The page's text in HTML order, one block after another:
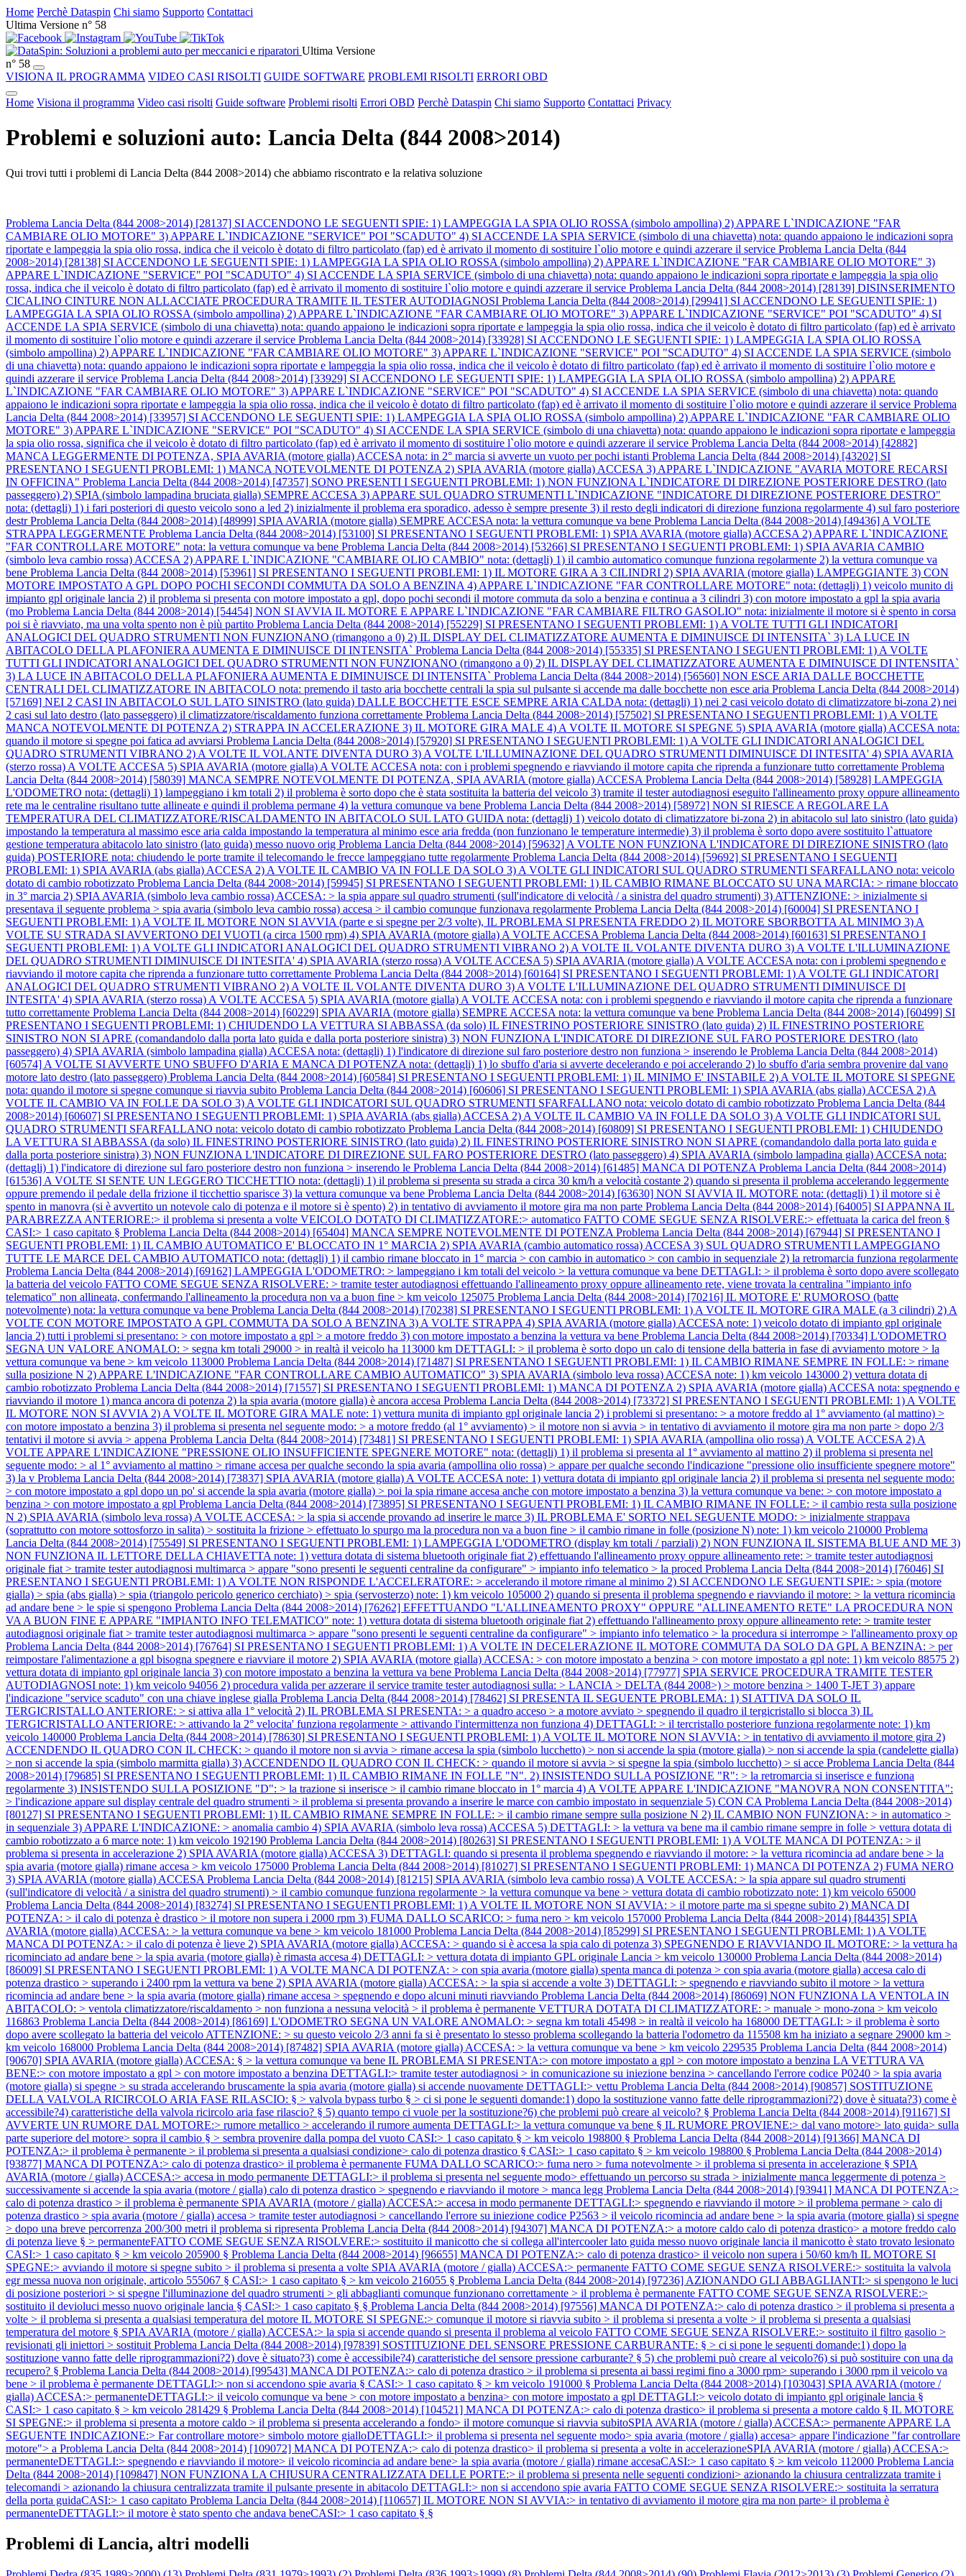
Home Perchè Dataspin Chi siamo Supporto Contattaci
Ultima Versione n° 58
Ultima Versione
n° 58
VISIONA IL PROGRAMMA VIDEO CASI RISOLTI GUIDE SOFTWARE PROBLEMI RISOLTI ERRORI OBD
Home Visiona il programma Video casi risolti Guide software Problemi risolti Errori OBD Perchè Dataspin Chi siamo Supporto Contattaci Privacy
Problemi e soluzioni auto: Lancia Delta (844 2008>2014)
Qui trovi tutti i problemi di Lancia Delta (844 2008>2014) che abbiamo riscontrato e la relativa soluzione
Problema Lancia Delta (844 2008>2014) [28137] SI ACCENDONO LE SEGUENTI SPIE: 1) LAMPEGGIA LA SPIA OLIO ROSSA (simbolo ampollina) 2) APPARE L`INDICAZIONE "FAR
CAMBIARE OLIO MOTORE" 3) APPARE L`INDICAZIONE "SERVICE" POI "SCADUTO" 4) SI ACCENDE LA SPIA SERVICE (simbolo di una chiavetta) nota: quando appaiono le indicazioni sopra
riportate e lampeggia la spia olio rossa, indica che il veicolo è dotato di filtro particolato (fap) ed è arrivato il momento di sostituire l`olio motore e quindi azzerare il service Problema Lancia Delta (844
2008>2014) [28138] SI ACCENDONO LE SEGUENTI SPIE: 1) LAMPEGGIA LA SPIA OLIO ROSSA (simbolo ampollina) 2) APPARE L`INDICAZIONE "FAR CAMBIARE OLIO MOTORE" 3)
APPARE L`INDICAZIONE "SERVICE" POI "SCADUTO" 4) SI ACCENDE LA SPIA SERVICE (simbolo di una chiavetta) nota: quando appaiono le indicazioni sopra riportate e lampeggia la spia olio
rossa, indica che il veicolo è dotato di filtro particolato (fap) ed è arrivato il momento di sostituire l`olio motore e quindi azzerare il service Problema Lancia Delta (844 2008>2014) [28139] DISINSERIMENTO
CICALINO CINTURE NON ALLACCIATE PROCEDURA TRAMITE IL TESTER AUTODIAGNOSI Problema Lancia Delta (844 2008>2014) [29941] SI ACCENDONO LE SEGUENTI SPIE: 1)
LAMPEGGIA LA SPIA OLIO ROSSA (simbolo ampollina) 2) APPARE L`INDICAZIONE "FAR CAMBIARE OLIO MOTORE" 3) APPARE L`INDICAZIONE "SERVICE" POI "SCADUTO" 4) SI
ACCENDE LA SPIA SERVICE (simbolo di una chiavetta) nota: quando appaiono le indicazioni sopra riportate e lampeggia la spia olio rossa, indica che il veicolo è dotato di filtro particolato (fap) ed è arrivato
il momento di sostituire l`olio motore e quindi azzerare il service Problema Lancia Delta (844 2008>2014) [33928] SI ACCENDONO LE SEGUENTI SPIE: 1) LAMPEGGIA LA SPIA OLIO ROSSA
(simbolo ampollina) 2) APPARE L`INDICAZIONE "FAR CAMBIARE OLIO MOTORE" 3) APPARE L`INDICAZIONE "SERVICE" POI "SCADUTO" 4) SI ACCENDE LA SPIA SERVICE (simbolo
di una chiavetta) nota: quando appaiono le indicazioni sopra riportate e lampeggia la spia olio rossa, indica che il veicolo è dotato di filtro particolato (fap) ed è arrivato il momento di sostituire l`olio motore e
quindi azzerare il service Problema Lancia Delta (844 2008>2014) [33929] SI ACCENDONO LE SEGUENTI SPIE: 1) LAMPEGGIA LA SPIA OLIO ROSSA (simbolo ampollina) 2) APPARE
L`INDICAZIONE "FAR CAMBIARE OLIO MOTORE" 3) APPARE L`INDICAZIONE "SERVICE" POI "SCADUTO" 4) SI ACCENDE LA SPIA SERVICE (simbolo di una chiavetta) nota: quando
appaiono le indicazioni sopra riportate e lampeggia la spia olio rossa, indica che il veicolo è dotato di filtro particolato (fap) ed è arrivato il momento di sostituire l`olio motore e quindi azzerare il service Problema
Lancia Delta (844 2008>2014) [33957] SI ACCENDONO LE SEGUENTI SPIE: 1) LAMPEGGIA LA SPIA OLIO ROSSA (simbolo ampollina) 2) APPARE L`INDICAZIONE "FAR CAMBIARE OLIO
MOTORE" 3) APPARE L`INDICAZIONE "SERVICE" POI "SCADUTO" 4) SI ACCENDE LA SPIA SERVICE (simbolo di una chiavetta) nota: quando appaiono le indicazioni sopra riportate e lampeggia
la spia olio rossa, significa che il veicolo è dotato di filtro particolato (fap) ed è arrivato il momento di sostituire l`olio motore e quindi azzerare il service Problema Lancia Delta (844 2008>2014) [42882]
MANCA LEGGERMENTE DI POTENZA, SPIA AVARIA (motore gialla) ACCESA nota: in 2° marcia si avverte un vuoto per pochi istanti Problema Lancia Delta (844 2008>2014) [43202] SI
PRESENTANO I SEGUENTI PROBLEMI: 1) MANCA NOTEVOLMENTE DI POTENZA 2) SPIA AVARIA (motore gialla) ACCESA 3) APPARE L`INDICAZIONE "AVARIA MOTORE RECARSI
IN OFFICINA" Problema Lancia Delta (844 2008>2014) [47357] SONO PRESENTI I SEGUENTI PROBLEMI: 1) NON FUNZIONA L`INDICATORE DI DIREZIONE POSTERIORE DESTRO (lato
passeggero) 2) SPIA (simbolo lampadina bruciata gialla) SEMPRE ACCESA 3) APPARE SUL QUADRO STRUMENTI L`INDICAZIONE "INDICATORE DI DIREZIONE POSTERIORE DESTRO"
nota: (dettagli) 1) i fari posteriori di questo veicolo sono a led 2) inizialmente il problema era sporadico, adesso è sempre presente 3) il resto degli indicatori di direzione funziona regolarmente 4) sul faro posteriore
destrProblema Lancia Delta (844 2008>2014) [48999] SPIA AVARIA (motore gialla) SEMPRE ACCESA nota: la vettura comunque va bene Problema Lancia Delta (844 2008>2014) [49436] A VOLTE
STRAPPA LEGGERMENTE Problema Lancia Delta (844 2008>2014) [53100] SI PRESENTANO I SEGUENTI PROBLEMI: 1) SPIA AVARIA (motore gialla) ACCESA 2) APPARE L`INDICAZIONE
"FAR CONTROLLARE MOTORE" nota: la vettura comunque va bene Problema Lancia Delta (844 2008>2014) [53266] SI PRESENTANO I SEGUENTI PROBLEMI: 1) SPIA AVARIA CAMBIO
(simbolo leva cambio rossa) ACCESA 2) APPARE L`INDICAZIONE "CAMBIARE OLIO CAMBIO" nota: (dettagli) 1) il cambio automatico comunque funziona regolarmente 2) la vettura comunque va
bene Problema Lancia Delta (844 2008>2014) [53961] SI PRESENTANO I SEGUENTI PROBLEMI: 1) IL MOTORE GIRA A 3 CILINDRI 2) SPIA AVARIA (motore gialla) LAMPEGGIANTE 3) CON
MOTORE IMPOSTATO A GPL DOPO POCHI SECONDI COMMUTA DA SOLO A BENZINA 4) APPARE L`INDICAZIONE "FAR CONTROLLARE MOTORE" nota: (dettagli) 1) veicolo munito di
impianto gpl originale lancia 2) il problema si presenta con motore impostato a gpl, dopo pochi secondi il motore commuta da solo a benzina e continua a 3 cilindri 3) con motore impostato a gpl la spia avaria
(mo Problema Lancia Delta (844 2008>2014) [54454] NON SI AVVIA IL MOTORE E APPARE L`INDICAZIONE "FAR CAMBIARE FILTRO GASOLIO" nota: inizialmente il motore si è spento in corsa
poi si è riavviato, ma una volta spento non è più partito Problema Lancia Delta (844 2008>2014) [55229] SI PRESENTANO I SEGUENTI PROBLEMI: 1) A VOLTE TUTTI GLI INDICATORI
ANALOGICI DEL QUADRO STRUMENTI NON FUNZIONANO (rimangono a 0) 2) IL DISPLAY DEL CLIMATIZZATORE AUMENTA E DIMINUISCE DI INTENSITA` 3) LA LUCE IN
ABITACOLO DELLA PLAFONIERA AUMENTA E DIMINUISCE DI INTENSITA` Problema Lancia Delta (844 2008>2014) [55335] SI PRESENTANO I SEGUENTI PROBLEMI: 1) A VOLTE
TUTTI GLI INDICATORI ANALOGICI DEL QUADRO STRUMENTI NON FUNZIONANO (rimangono a 0) 2) IL DISPLAY DEL CLIMATIZZATORE AUMENTA E DIMINUISCE DI INTENSITA`
3) LA LUCE IN ABITACOLO DELLA PLAFONIERA AUMENTA E DIMINUISCE DI INTENSITA` Problema Lancia Delta (844 2008>2014) [56560] NON ESCE ARIA DALLE BOCCHETTE
CENTRALI DEL CLIMATIZZATORE IN ABITACOLO nota: premendo il tasto aria bocchette centrali la spia sul pulsante si accende ma dalle bocchette non esce aria Problema Lancia Delta (844 2008>2014)
[57169] NEI 2 CASI IN ABITACOLO SUL LATO SINISTRO (lato guida) DALLE BOCCHETTE ESCE SEMPRE ARIA CALDA nota: (dettagli) 1) nei 2 casi veicolo dotato di climatizzatore bi-zona 2) nei
2 casi sul lato destro (lato passeggero) il climatizzatore/riscaldamento funziona correttamente Problema Lancia Delta (844 2008>2014) [57502] SI PRESENTANO I SEGUENTI PROBLEMI: 1) A VOLTE
MANCA NOTEVOLMENTE DI POTENZA 2) STRAPPA IN ACCELERAZIONE 3) IL MOTORE GIRA MALE 4) A VOLTE IL MOTORE SI SPEGNE 5) SPIA AVARIA (motore gialla) ACCESA nota:
quando il motore si spegne poi fatica ad avviarsi Problema Lancia Delta (844 2008>2014) [57920] SI PRESENTANO I SEGUENTI PROBLEMI: 1) A VOLTE GLI INDICATORI ANALOGICI DEL
QUADRO STRUMENTI VIBRANO 2) A VOLTE IL VOLANTE DIVENTA DURO 3) A VOLTE L'ILLUMINAZIONE DEL QUADRO STRUMENTI DIMINUISCE DI INTESITA' 4) SPIA AVARIA
(sterzo rossa) A VOLTE ACCESA 5) SPIA AVARIA (motore gialla) A VOLTE ACCESA nota: con i problemi spegnendo e riavviando il motore capita che riprenda a funzionare tutto correttamente Problema
Lancia Delta (844 2008>2014) [58039] MANCA SEMPRE NOTEVOLMENTE DI POTENZA, SPIA AVARIA (motore gialla) ACCESA Problema Lancia Delta (844 2008>2014) [58928] LAMPEGGIA
L'ODOMETRO nota: (dettagli) 1) lampeggiano i km totali 2) il problema è sorto dopo che è stata sostituita la batteria del veicolo 3) tramite il tester autodiagnosi eseguito l'allineamento proxy oppure allineamento
rete ma le centraline risultano tutte allineate e quindi il problema permane 4) la vettura comunque va bene Problema Lancia Delta (844 2008>2014) [58972] NON SI RIESCE A REGOLARE LA
TEMPERATURA DEL CLIMATIZZATORE/RISCALDAMENTO IN ABITACOLO SUL LATO GUIDA nota: (dettagli) 1) veicolo dotato di climatizzatore bi-zona 2) in abitacolo sul lato sinistro (lato guida)
impostando la temperatura al massimo esce aria calda impostando la temperatura al minimo esce aria fredda (non funzionano le temperature intermedie) 3) il problema è sorto dopo avere sostituito l`attuatore
gestione temperatura abitacolo lato sinistro (lato guida) messo nuovo orig Problema Lancia Delta (844 2008>2014) [59632] A VOLTE NON FUNZIONA L'INDICATORE DI DIREZIONE SINISTRO (lato
guida) POSTERIORE nota: chiudendo le porte tramite il telecomando le frecce lampeggiano tutte regolarmente Problema Lancia Delta (844 2008>2014) [59692] SI PRESENTANO I SEGUENTI
PROBLEMI: 1) SPIA AVARIA (abs gialla) ACCESA 2) A VOLTE IL CAMBIO VA IN FOLLE DA SOLO 3) A VOLTE GLI INDICATORI SUL QUADRO STRUMENTI SFARFALLANO nota: veicolo
dotato di cambio robotizzato Problema Lancia Delta (844 2008>2014) [59945] SI PRESENTANO I SEGUENTI PROBLEMI: 1) IL CAMBIO RIMANE BLOCCATO SU UNA MARCIA: > rimane bloccato
in 3° marcia 2) SPIA AVARIA (simbolo leva cambio rossa) ACCESA: > la spia appare sul quadro strumenti (sull'indicatore di velocità / a sinistra del quadro strumenti) 3) ATTENZIONE: > inizialmente si
presentava il seguente problema > spia avaria (simbolo leva cambio rossa) accesa > il cambio comunque funzionava regolarmente Problema Lancia Delta (844 2008>2014) [60004] SI PRESENTANO I
SEGUENTI PROBLEMI: 1) A VOLTE IL MOTORE NON SI AVVIA (parte e si spegne per 2/3 volte), IL PROBLEMA SI PRESENTA FREDDO 2) IL MOTORE SBORBOTTA AL MINIMO 3) A
VOLTE SU STRADA SI AVVERTONO DEI VUOTI (a circa 1500 rpm) 4) SPIA AVARIA (motore gialla) A VOLTE ACCESA Problema Lancia Delta (844 2008>2014) [60163] SI PRESENTANO I
SEGUENTI PROBLEMI: 1) A VOLTE GLI INDICATORI ANALOGICI DEL QUADRO STRUMENTI VIBRANO 2) A VOLTE IL VOLANTE DIVENTA DURO 3) A VOLTE L'ILLUMINAZIONE
DEL QUADRO STRUMENTI DIMINUISCE DI INTESITA' 4) SPIA AVARIA (sterzo rossa) A VOLTE ACCESA 5) SPIA AVARIA (motore gialla) A VOLTE ACCESA nota: con i problemi spegnendo e
riavviando il motore capita che riprenda a funzionare tutto correttamente Problema Lancia Delta (844 2008>2014) [60164] SI PRESENTANO I SEGUENTI PROBLEMI: 1) A VOLTE GLI INDICATORI
ANALOGICI DEL QUADRO STRUMENTI VIBRANO 2) A VOLTE IL VOLANTE DIVENTA DURO 3) A VOLTE L'ILLUMINAZIONE DEL QUADRO STRUMENTI DIMINUISCE DI
INTESITA' 4) SPIA AVARIA (sterzo rossa) A VOLTE ACCESA 5) SPIA AVARIA (motore gialla) A VOLTE ACCESA nota: con i problemi spegnendo e riavviando il motore capita che riprenda a funzionare
tutto correttamente Problema Lancia Delta (844 2008>2014) [60229] SPIA AVARIA (motore gialla) SEMPRE ACCESA nota: la vettura comunque va bene Problema Lancia Delta (844 2008>2014) [60499] SI
PRESENTANO I SEGUENTI PROBLEMI: 1) CHIUDENDO LA VETTURA SI ABBASSA (da solo) IL FINESTRINO POSTERIORE SINISTRO (lato guida) 2) IL FINESTRINO POSTERIORE
SINISTRO NON SI APRE (comandandolo dalla porta lato guida e dalla porta posteriore sinistra) 3) NON FUNZIONA L'INDICATORE DI DIREZIONE SUL FARO POSTERIORE DESTRO (lato
passeggero) 4) SPIA AVARIA (simbolo lampadina gialla) ACCESA nota: (dettagli) 1) l'indicatore di direzione sul faro posteriore destro non funziona > inserendo le Problema Lancia Delta (844 2008>2014)
[60574] A VOLTE SI AVVERTE UNO SBUFFO D'ARIA E MANCA DI POTENZA nota: (dettagli) 1) lo sbuffo d'aria si avverte decelerando e poi accelerando 2) lo sbuffo d'aria sembra provenire dal vano
motore lato destro (lato passeggero) Problema Lancia Delta (844 2008>2014) [60584] SI PRESENTANO I SEGUENTI PROBLEMI: 1) IL MINIMO E' INSTABILE 2) A VOLTE IL MOTORE SI SPEGNE
nota: quando il motore si spegne comunque si riavvia subito Problema Lancia Delta (844 2008>2014) [60606] SI PRESENTANO I SEGUENTI PROBLEMI: 1) SPIA AVARIA (abs gialla) ACCESA 2) A
VOLTE IL CAMBIO VA IN FOLLE DA SOLO 3) A VOLTE GLI INDICATORI SUL QUADRO STRUMENTI SFARFALLANO nota: veicolo dotato di cambio robotizzato Problema Lancia Delta (844
2008>2014) [60607] SI PRESENTANO I SEGUENTI PROBLEMI: 1) SPIA AVARIA (abs gialla) ACCESA 2) A VOLTE IL CAMBIO VA IN FOLLE DA SOLO 3) A VOLTE GLI INDICATORI SUL
QUADRO STRUMENTI SFARFALLANO nota: veicolo dotato di cambio robotizzato Problema Lancia Delta (844 2008>2014) [60809] SI PRESENTANO I SEGUENTI PROBLEMI: 1) CHIUDENDO
LA VETTURA SI ABBASSA (da solo) IL FINESTRINO POSTERIORE SINISTRO (lato guida) 2) IL FINESTRINO POSTERIORE SINISTRO NON SI APRE (comandandolo dalla porta lato guida e
dalla porta posteriore sinistra) 3) NON FUNZIONA L'INDICATORE DI DIREZIONE SUL FARO POSTERIORE DESTRO (lato passeggero) 4) SPIA AVARIA (simbolo lampadina gialla) ACCESA nota:
(dettagli) 1) l'indicatore di direzione sul faro posteriore destro non funziona > inserendo le Problema Lancia Delta (844 2008>2014) [61485] MANCA DI POTENZA Problema Lancia Delta (844 2008>2014)
[61536] A VOLTE SI SENTE UN LEGGERO TICCHETTIO nota: (dettagli) 1) il problema si presenta su strada a circa 30 km/h a velocità costante 2) quando si presenta il problema accelerando leggermente
oppure premendo il pedale della frizione il ticchettio sparisce 3) la vettura comunque va bene Problema Lancia Delta (844 2008>2014) [63630] NON SI AVVIA IL MOTORE nota: (dettagli) 1) il motore si è
spento in manovra (si è avvertito un notevole calo di potenza e il motore si è spento) 2) in tentativo di avviamento il motore gira ma non parte Problema Lancia Delta (844 2008>2014) [64005] SI APPANNA IL
PARABREZZA ANTERIORE:> il problema si presenta a volte VEICOLO DOTATO DI CLIMATIZZATORE:> automatico FATTO COME SEGUE SENZA RISOLVERE:> effettuata la carica del freon §
CASI:> 1 caso capitato § Problema Lancia Delta (844 2008>2014) [65404] MANCA SEMPRE NOTEVOLMENTE DI POTENZA Problema Lancia Delta (844 2008>2014) [67944] SI PRESENTANO I
SEGUENTI PROBLEMI: 1) IL CAMBIO AUTOMATICO E' BLOCCATO IN 1° MARCIA 2) SPIA AVARIA (cambio automatico rossa) ACCESA 3) SUL QUADRO STRUMENTI LAMPEGGIANO
TUTTE LE MARCE DEL CAMBIO AUTOMATICO nota: (dettagli) 1) il cambio rimane bloccato in 1° marcia > con cambio in automatico > con cambio in sequenziale 2) la retromarcia funziona regolarmente
Problema Lancia Delta (844 2008>2014) [69162] LAMPEGGIA L'ODOMETRO: > lampeggiano i km totali del veicolo > la vettura comunque va bene DETTAGLI: > il problema è sorto dopo avere scollegato
la batteria del veicolo FATTO COME SEGUE SENZA RISOLVERE: > tramite tester autodiagnosi effettuando l'allineamento proxy oppure allineamento rete, viene trovata la centralina "impianto info
telematico" non allineata, confermando l'allineamento la procedura non va a buon fine > km veicolo 125075 Problema Lancia Delta (844 2008>2014) [70216] IL MOTORE E' RUMOROSO (batte
notevolmente) nota: la vettura comunque va bene Problema Lancia Delta (844 2008>2014) [70238] SI PRESENTANO I SEGUENTI PROBLEMI: 1) A VOLTE IL MOTORE GIRA MALE (a 3 cilindri) 2) A
VOLTE CON MOTORE IMPOSTATO A GPL COMMUTA DA SOLO A BENZINA 3) A VOLTE STRAPPA 4) SPIA AVARIA (motore gialla) ACCESA note: 1) veicolo dotato di impianto gpl originale
lancia 2) tutti i problemi si presentano: > con motore impostato a gpl > a motore freddo 3) con motore impostato a benzina la vettura va bene Problema Lancia Delta (844 2008>2014) [70334] L'ODOMETRO
SEGNA UN VALORE ANOMALO: > segna km totali 29000 > in realtà il veicolo ha 113000 km DETTAGLI: > il problema è sorto dopo un calo di tensione della batteria in fase di avviamento motore > la
vettura comunque va bene > km veicolo 113000 Problema Lancia Delta (844 2008>2014) [71487] SI PRESENTANO I SEGUENTI PROBLEMI: 1) IL CAMBIO RIMANE SEMPRE IN FOLLE: > rimane
sulla posizione N 2) APPARE L'INDICAZIONE "FAR CONTROLLARE CAMBIO AUTOMATICO" 3) SPIA AVARIA (simbolo leva rossa) ACCESA note: 1) km veicolo 143000 2) vettura dotata di
cambio robotizzato Problema Lancia Delta (844 2008>2014) [71557] SI PRESENTANO I SEGUENTI PROBLEMI: 1) MANCA DI POTENZA 2) SPIA AVARIA (motore gialla) ACCESA nota: spegnendo e
riavviando il motore 1) manca ancora di potenza 2) la spia avaria (motore gialla) è ancora accesa Problema Lancia Delta (844 2008>2014) [73372] SI PRESENTANO I SEGUENTI PROBLEMI: 1) A VOLTE
IL MOTORE NON SI AVVIA 2) A VOLTE IL MOTORE GIRA MALE note: 1) vettura munita di impianto gpl originale lancia 2) i problemi si presentano: > a motore freddo al 1° avviamento (al mattino) >
con motore impostato a benzina 3) il problema si presenta nel seguente modo: > a motore freddo (al 1° avviamento) > il motore non si avvia > in tentativo di avviamento il motore gira ma non parte > dopo 2/3
tentativi il motore si avvia > appena Problema Lancia Delta (844 2008>2014) [73481] SI PRESENTANO I SEGUENTI PROBLEMI: 1) SPIA AVARIA (ampollina olio rossa) A VOLTE ACCESA 2) A
VOLTE APPARE L'INDICAZIONE "PRESSIONE OLIO INSUFFICIENTE SPEGNERE MOTORE" nota: (dettagli) 1) il problema si presenta al 1° avviamento al mattino 2) il problema si presenta nel
seguente modo: > al 1° avviamento al mattino > rimane accesa per qualche secondo la spia avaria (ampollina olio rossa) > appare per qualche secondo l'indicazione "pressione olio insufficiente spegnere motore"
3) la v Problema Lancia Delta (844 2008>2014) [73837] SPIA AVARIA (motore gialla) A VOLTE ACCESA note: 1) vettura dotata di impianto gpl originale lancia 2) il problema si presenta nel seguente modo:
> con motore impostato a gpl dopo un po' si accende la spia avaria (motore gialla) > poi la spia rimane accesa anche con motore impostato a benzina 3) la vettura comunque va bene: > con motore impostato a
benzina > con motore impostato a gpl Problema Lancia Delta (844 2008>2014) [73895] SI PRESENTANO I SEGUENTI PROBLEMI: 1) IL CAMBIO RIMANE IN FOLLE: > il cambio resta sulla posizione
N 2) SPIA AVARIA (simbolo leva rossa) A VOLTE ACCESA: > la spia si accende provando ad inserire le marce 3) IL PROBLEMA E' SORTO NEL SEGUENTE MODO: > inizialmente strappava
(soprattutto con motore sottosforzo in salita) > sostituita la frizione > effettuato lo spurgo ma la procedura non va a buon fine > il cambio rimane in folle (posizione N) note: 1) km veicolo 210000 Problema
Lancia Delta (844 2008>2014) [75549] SI PRESENTANO I SEGUENTI PROBLEMI: 1) LAMPEGGIA L'ODOMETRO (display km totali / parziali) 2) NON FUNZIONA IL SISTEMA BLUE AND ME 3)
NON FUNZIONA IL LETTORE DELLA CHIAVETTA note: 1) vettura dotata di sistema bluetooth originale fiat 2) effettuando l'allineamento proxy oppure allineamento rete: > tramite tester autodiagnosi
originale fiat > tramite tester autodiagnosi multimarca > appare "sono presenti le seguenti centraline da configurare" > impianto info telematico > la proced Problema Lancia Delta (844 2008>2014) [76046] SI
PRESENTANO I SEGUENTI PROBLEMI: 1) A VOLTE NON RISPONDE L'ACCELERATORE: > accelerando il motore rimane al minimo 2) SI ACCENDONO LE SEGUENTI SPIE: > spia (motore
gialla) > spia (abs gialla) > spia (triangolo pericolo generico cerchiato) > spia (servosterzo) note: 1) km veicolo 105000 2) quando si presenta il problema spegnendo e riavviando il motore: > la vettura ricomincia
ad andare bene > le spie si spengono Problema Lancia Delta (844 2008>2014) [76262] EFFETTUANDO "L'ALLINEAMENTO PROXY" OPPURE "ALLINEAMENTO RETE" LA PROCEDURA NON
VA A BUON FINE E APPARE "IMPIANTO INFO TELEMATICO" note: 1) vettura dotata di sistema bluetooth originale fiat 2) effettuando l'allineamento proxy oppure allineamento rete: > tramite tester
autodiagnosi originale fiat > tramite tester autodiagnosi multimarca > appare "sono presenti le seguenti centraline da configurare" > impianto info telematico > la procedura si interrompe > l'allineamento proxy op
Problema Lancia Delta (844 2008>2014) [76764] SI PRESENTANO I SEGUENTI PROBLEMI: 1) A VOLTE IN DECELERAZIONE IL MOTORE COMMUTA DA SOLO DA GPL A BENZINA: > per
reimpostare l'alimentazione a gpl bisogna spegnere e riavviare il motore 2) SPIA AVARIA (motore gialla) ACCESA: > con motore impostato a benzina > con motore impostato a gpl note: 1) km veicolo 88575 2)
vettura dotata di impianto gpl originale lancia 3) con motore impostato a benzina la vettura va bene Problema Lancia Delta (844 2008>2014) [77977] SPIA SERVICE PROCEDURA TRAMITE TESTER
AUTODIAGNOSI note: 1) km veicolo 94056 2) procedura valida per azzerare il service tramite tester autodiagnosi sulla: > LANCIA > DELTA (844 2008>) > motore benzina > 1400 T-JET 3) appare
l'indicazione "service scaduto" con una chiave inglese gialla Problema Lancia Delta (844 2008>2014) [78462] SI PRESENTA IL SEGUENTE PROBLEMA: 1) SI ATTIVA DA SOLO IL
TERGICRISTALLO ANTERIORE: > si attiva alla 1° velocità 2) IL PROBLEMA SI PRESENTA: > a quadro acceso > a motore avviato > spegnendo il quadro il tergicristallo si blocca 3) IL
TERGICRISTALLO ANTERIORE: > attivando la 2° velocita' funziona regolarmente > attivando l'intermittenza non funziona 4) DETTAGLI: > il tercristallo posteriore funziona regolarmente note: 1) km
veicolo 140000 Problema Lancia Delta (844 2008>2014) [78630] SI PRESENTANO I SEGUENTI PROBLEMI: 1) A VOLTE IL MOTORE NON SI AVVIA: > in tentativo di avviamento il motore gira 2)
ACCENDENDO IL QUADRO CON IL CHECK: > quando il motore non si avvia > rimane accesa la spia (simbolo lucchetto) > non si accende la spia (motore gialla) > non si accende la spia (candelette gialla)
> non si accende la spia (simbolo marmitta gialla) 3) ACCENDENDO IL QUADRO CON IL CHECK: > quando il motore si avvia > si spegne la spia (simbolo lucchetto) > si acce Problema Lancia Delta (844
2008>2014) [79685] SI PRESENTANO I SEGUENTI PROBLEMI: 1) IL CAMBIO RIMANE IN FOLLE "N". 2) INSISTENDO SULLA POSIZIONE "R": > la retromarcia si inserisce e funziona
regolarmente 3) INSISTENDO SULLA POSIZIONE "D": > la trazione si inserisce > il cambio rimane bloccato in 1° marcia 4) A VOLTE APPARE L'INDICAZIONE "MANOVRA NON CONSENTITA":
> l'indicazione appare sul display centrale del quadro strumenti > il problema si presenta provando a inserire le marce con cambio impostato in sequenziale 5) CON CA Problema Lancia Delta (844 2008>2014)
[80127] SI PRESENTANO I SEGUENTI PROBLEMI: 1) IL CAMBIO RIMANE SEMPRE IN FOLLE: > il cambio rimane sempre sulla posizione N 2) IL CAMBIO NON FUNZIONA: > in automatico >
in sequenziale 3) APPARE L'INDICAZIONE: > anomalia cambio 4) SPIA AVARIA (simbolo leva rossa) ACCESA 5) DETTAGLI: > la vettura va bene ma il cambio rimane sempre in folle > vettura dotata di
cambio robotizzato a 6 marce note: 1) km veicolo 192190 Problema Lancia Delta (844 2008>2014) [80263] SI PRESENTANO I SEGUENTI PROBLEMI: 1) A VOLTE MANCA DI POTENZA: > il
problema si presenta in accelerazione 2) SPIA AVARIA (motore gialla) ACCESA 3) DETTAGLI: quando si presenta il problema spegnendo e riavviando il motore: > la vettura ricomincia ad andare bene > la
spia avaria (motore gialla) rimane accesa > km veicolo 175000 Problema Lancia Delta (844 2008>2014) [81027] SI PRESENTANO I SEGUENTI PROBLEMI: 1) MANCA DI POTENZA 2) FUMA NERO
3) SPIA AVARIA (motore gialla) ACCESA Problema Lancia Delta (844 2008>2014) [81215] SPIA AVARIA (simbolo leva cambio rossa) A VOLTE ACCESA: > la spia appare sul quadro strumenti
(sull'indicatore di velocità / a sinistra del quadro strumenti) > il cambio comunque funziona regolarmente > la vettura comunque va bene > vettura dotata di cambio robotizzato note: 1) km veicolo 65000
Problema Lancia Delta (844 2008>2014) [83274] SI PRESENTANO I SEGUENTI PROBLEMI: 1) A VOLTE IL MOTORE NON SI AVVIA: > il motore parte ma si spegne subito 2) MANCA DI
POTENZA: > il calo di potenza è drastico > il motore non supera i 2000 rpm 3) FUMA DALLO SCARICO: > fuma nero > km veicolo 157000 Problema Lancia Delta (844 2008>2014) [84435] SPIA
AVARIA (motore gialla) ACCESA: > la vettura comunque va bene > km veicolo 181000 Problema Lancia Delta (844 2008>2014) [85299] SI PRESENTANO I SEGUENTI PROBLEMI: 1) A VOLTE
MANCA DI POTENZA: > il calo di potenza è lieve 2) SPIA AVARIA (motore gialla) ACCESA: > quando si è accesa la spia calo di potenza 3) SPEGNENDO E RIAVVIANDO IL MOTORE: > la vettura ha
ricominciato ad andare bene > la spia avaria (motore gialla) è rimasta accesa 4) DETTAGLI: > vettura dotata di impianto GPL originale Lancia > km veicolo 130000 Problema Lancia Delta (844 2008>2014)
[86009] SI PRESENTANO I SEGUENTI PROBLEMI: 1) A VOLTE MANCA DI POTENZA: > con spia avaria (motore gialla) spenta manca di potenza > con spia avaria (motore gialla) accesa calo di
potenza drastico > superando i 2400 rpm la vettura va bene 2) SPIA AVARIA (motore gialla) ACCESA: > la spia si accende a volte 3) DETTAGLI: > spegnendo e riavviando subito il motore > la vettura
ricomincia ad andare bene > la spia avaria (motore gialla) rimane accesa > spegnendo e dopo alcuni minuti riavviando Problema Lancia Delta (844 2008>2014) [86069] NON FUNZIONA LA VENTOLA IN
ABITACOLO: > ventola climatizzatore/riscaldamento > non funziona a nessuna velocità > il problema è permanente VETTURA DOTATA DI CLIMATIZZATORE: > manuale > mono-zona > km veicolo
116863 Problema Lancia Delta (844 2008>2014) [86169] L'ODOMETRO SEGNA UN VALORE ANOMALO: > segna km totali 45498 > in realtà il veicolo ha 168000 DETTAGLI: > il problema è sorto
dopo avere scollegato la batteria del veicolo ATTENZIONE: > su questo veicolo 2/3 anni fa si è presentato lo stesso problema scollegando la batteria l'odometro da 115508 km ha iniziato a segnare 29000 km >
km veicolo 168000 Problema Lancia Delta (844 2008>2014) [87482] SPIA AVARIA (motore gialla) ACCESA: > la vettura comunque va bene > km veicolo 229535 Problema Lancia Delta (844 2008>2014)
[90670] SPIA AVARIA (motore gialla) ACCESA: § > la vettura comunque va bene IL PROBLEMA SI PRESENTA:> con motore impostato a gpl > con motore impostato a benzina LA VETTURA VA
BENE:> con motore impostato a gpl > con motore impostato a benzina DETTAGLI:> tramite tester autodiagnosi > in comunicazione su iniezione benzina > cancellando l'errore codice P0240 > la spia avaria
(motore gialla) si spegne > su strada accelerando bruscamente la spia avaria (motore gialla) si accende nuovamente DETTAGLI:> vettu Problema Lancia Delta (844 2008>2014) [90857] SOSTITUZIONE
DELLA VALVOLA RICIRCOLO ARIA FASE RILASCIO: § > valvola bypass turbo § > ci si pone le seguenti domande:1) dopo la sostituzione vanno fatte delle riprogrammazioni?2) dove è situata?3) come è
accessibile?4) caratteristiche della valvola ricircolo aria fase rilascio? § 5) quanto tempo ci vuole per la sostituzione?6) che problemi può creare al veicolo? § Problema Lancia Delta (844 2008>2014) [91167] SI
AVVERTE UN RUMORE DAL MOTORE:> rumore metallico > accelerando il rumore aumenta DETTAGLI:> la vettura comunque va bene § IL RUMORE PROVIENE:> dal vano motore> lato guida> sulla
parte superiore del motore> sopra il cambio § > sembra provenire dalla pompa del vuoto CASI:> 1 caso capitato § > km veicolo 198800 § Problema Lancia Delta (844 2008>2014) [91366] MANCA DI
POTENZA:> il problema è permanente > il problema si presenta a qualsiasi condizione> calo di potenza drastico § CASI:> 1 caso capitato § > km veicolo 198800 § Problema Lancia Delta (844 2008>2014)
[93877] MANCA DI POTENZA:> calo di potenza drastico> il problema è permanente FUMA DALLO SCARICO:> fuma nero > fuma notevolmente > il problema si presenta in accelerazione § SPIA
AVARIA (motore / gialla) ACCESA:> accesa in modo permanente DETTAGLI:> il problema si presenta nel seguente modo> effettuando un percorso su strada > inizialmente manca leggermente di potenza >
successivamente si accende la spia avaria (motore / gialla) calo di potenza drastico > spegnendo e riavviando il motore > manca legg Problema Lancia Delta (844 2008>2014) [93941] MANCA DI POTENZA:>
calo di potenza drastico > il problema è permanente SPIA AVARIA (motore / gialla) ACCESA:> accesa in modo permanente DETTAGLI:> spegnendo e riavviando il motore > il problema permane > calo di
potenza drastico > spia avaria (motore / gialla) accesa > tramite tester autodiagnosi > cancellando l'errore su iniezione codice P2563 > il veicolo ricomincia ad andare bene > la spia avaria (motore gialla) si spegne
> dopo una breve percorrenza 200/300 metri il problema si ripresenta Problema Lancia Delta (844 2008>2014) [94307] MANCA DI POTENZA:> a motore caldo calo di potenza drastico> a motore freddo calo
di potenza lieve § > permanenteFATTO COME SEGUE SENZA RISOLVERE:> sostituito il manicotto che si collega all'intercooler lato guida messo nuovo originale lancia il manicotto è stato trovato lesionato
CASI:> 1 caso capitato § > km veicolo 205900 § Problema Lancia Delta (844 2008>2014) [96655] MANCA DI POTENZA:> calo di potenza drastico> il veicolo non supera i 50/60 km/h IL MOTORE SI
SPEGNE:> avviando il motore si spegne subito > il problema si presenta a volte SPIA AVARIA (motore / gialla) ACCESA:> permanente FATTO COME SEGUE SENZA RISOLVERE:> sostituita la valvola
egr messa nuova non originale, articolo 555067 § CASI:> 1 caso capitato § > km veicolo 216055 § Problema Lancia Delta (844 2008>2014) [97236] AZIONANDO GLI ABBAGLIANTI:> si spengono le luci
di posizione posteriori > si spegne l'illuminazione del quadro strumenti > gli abbaglianti comunque funzionano correttamente > il problema è permanente FATTO COME SEGUE SENZA RISOLVERE:>
sostituito il devioluci messo nuovo originale lancia § CASI:> 1 caso capitato § § Problema Lancia Delta (844 2008>2014) [97556] MANCA DI POTENZA:> calo di potenza drastico > il problema si presenta a
volte > il problema si presenta a qualsiasi temperatura del motore IL MOTORE SI SPEGNE:> comunque il motore si riavvia subito > il problema si presenta a volte > il problema si presenta a qualsiasi
temperatura del motore § SPIA AVARIA (motore / gialla) ACCESA:> la spia si accende quando si presenta il problema al veicolo FATTO COME SEGUE SENZA RISOLVERE:> sostituito il filtro gasolio >
revisionati gli iniettori > sostituit Problema Lancia Delta (844 2008>2014) [97839] SOSTITUZIONE DEL SENSORE PRESSIONE CARBURANTE: § > ci si pone le seguenti domande:1) dopo la
sostituzione vanno fatte delle riprogrammazioni?2) dove è situato?3) come è accessibile?4) caratteristiche del sensore pressione carburante? § 5) che problemi può creare al veicolo?6) si può sostituire con una da
recupero? § Problema Lancia Delta (844 2008>2014) [99543] MANCA DI POTENZA:> calo di potenza drastico > il problema si presenta ai bassi regimi fino a 3000 rpm> superando i 3000 rpm il veicolo va
bene > il problema è permanente DETTAGLI:> non si accendono spie avaria § CASI:> 1 caso capitato § > km veicolo 191000 § Problema Lancia Delta (844 2008>2014) [103043] SPIA AVARIA (motore /
gialla) ACCESA:> permanenteDETTAGLI:> il veicolo comunque va bene > con motore impostato a benzina> con motore impostato a gpl DETTAGLI:> veicolo dotato di impianto gpl originale lancia §
CASI:> 1 caso capitato § > km veicolo 281429 § Problema Lancia Delta (844 2008>2014) [104521] MANCA DI POTENZA:> calo di potenza drastico> il problema si presenta a motore caldo § IL MOTORE
SI SPEGNE:> il problema si presenta a motore caldo > il problema si presenta accelerando a fondo> il motore comunque si riavvia subitoSPIA AVARIA (motore / gialla) ACCESA:> permanente APPARE LA
SEGUENTE INDICAZIONE:> Far controllare motore> simbolo motore gialloDETTAGLI:> il problema si presenta nel seguente modo> spia avaria (motore / gialla) accesa> appare l'indicazione "far controllare
motore"> a Problema Lancia Delta (844 2008>2014) [109072] MANCA DI POTENZA:> calo di potenza drastico> il problema si presenta a volte in accelerazioneSPIA AVARIA (motore / gialla) ACCESA:>
permanenteDETTAGLI:> spegnendo e riavviando il motore> il veicolo ricomincia ad andare bene> la spia avaria (motore / gialla) rimane accesaCASI:> 1 caso capitato § > km veicolo 112000 Problema Lancia
Delta (844 2008>2014) [109847] NON FUNZIONA LA CHIUSURA CENTRALIZZATA DELLE PORTE:> il problema si presenta nelle seguenti condizioni> azionando la chiusura centralizzata tramite i
telecomandi > azionando la chiusura centralizzata tramite il pulsante presente in abitacolo DETTAGLI:> non si accendono spie avaria FATTO COME SEGUE SENZA RISOLVERE:> sostituita la serratura
della porta guidaCASI:> 1 caso capitato Problema Lancia Delta (844 2008>2014) [110657] IL MOTORE NON SI AVVIA:> in tentativo di avviamento il motore gira ma non parte> il problema è
permanenteDETTAGLI:> il motore è stato spento che andava beneCASI:> 1 caso capitato § §
Problemi di Lancia, altri modelli